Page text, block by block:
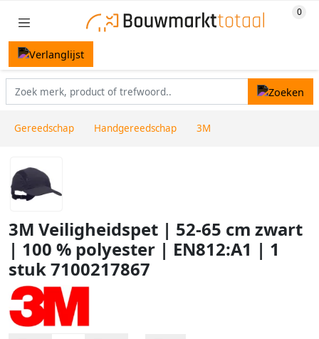
Gereedschap Handgereedschap 3M
3M Veiligheidspet | 52-65 cm zwart
| 100 % polyester | EN812:A1 | 1
stuk 7100217867